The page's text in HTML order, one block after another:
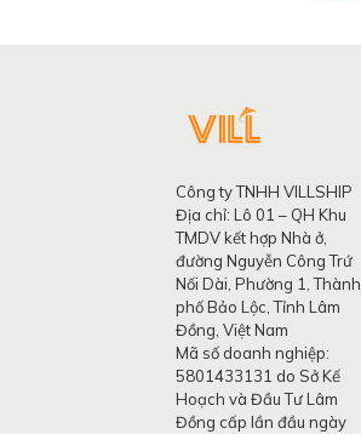
Công ty TNHH VILLSHIP
Địa chỉ: Lô 01 – QH Khu
TMDV kết hợp Nhà ở,
đường Nguyễn Công Trứ
Nối Dài, Phường 1, Thành
phố Bảo Lộc, Tỉnh Lâm
Đồng, Việt Nam
Mã số doanh nghiệp:
5801433131 do Sở Kế
Hoạch và Đầu Tư Lâm
Đồng cấp lần đầu ngày